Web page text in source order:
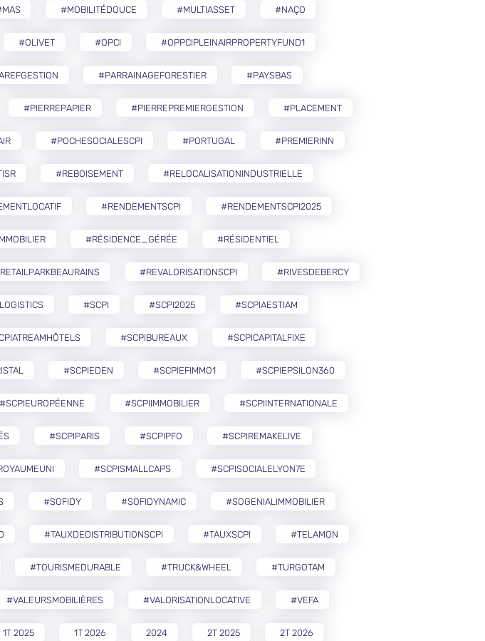
#MOBILITÉDOUCE #MULTIASSET #NAÇO
#OLIVET #OPCI #OPPCIPLEINAIRPROPERTYFUND1
#PARRAINAGEFORESTIER #PAYSBAS
#PIERREPAPIER #PIERREPREMIERGESTION #PLACEMENT
#POCHESOCIALESCPI #PORTUGAL #PREMIERINN
#REBOISEMENT #RELOCALISATIONINDUSTRIELLE
#RENDEMENTSCPI #RENDEMENTSCPI2025
#RÉSIDENCE_GÉRÉE #RÉSIDENTIEL
#REVALORISATIONSCPI #RIVESDEBERCY
#SCPI #SCPI2025 #SCPIAESTIAM
#SCPIBUREAUX #SCPICAPITALFIXE
#SCPIEDEN #SCPIEFIMMO1 #SCPIEPSILON360
#SCPIEUROPÉENNE #SCPIIMMOBILIER #SCPIINTERNATIONALE
#SCPIPARIS #SCPIPFO #SCPIREMAKELIVE
#SCPISMALLCAPS #SCPISOCIALELYON7E
#SOFIDY #SOFIDYNAMIC #SOGENIALIMMOBILIER
#TAUXDEDISTRIBUTIONSCPI #TAUXSCPI #TELAMON
#TOURISMEDURABLE #TRUCK&WHEEL #TURGOTAM
#VALEURSMOBILIÈRES #VALORISATIONLOCATIVE #VEFA
1T 2025 1T 2026 2024 2T 2025 2T 2026